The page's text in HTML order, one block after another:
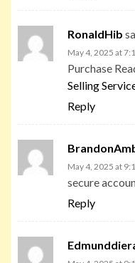
RonaldHib
May 4, 2025 at
Purchase
Selling
Reply
May 4, 2025 at
secure
Reply